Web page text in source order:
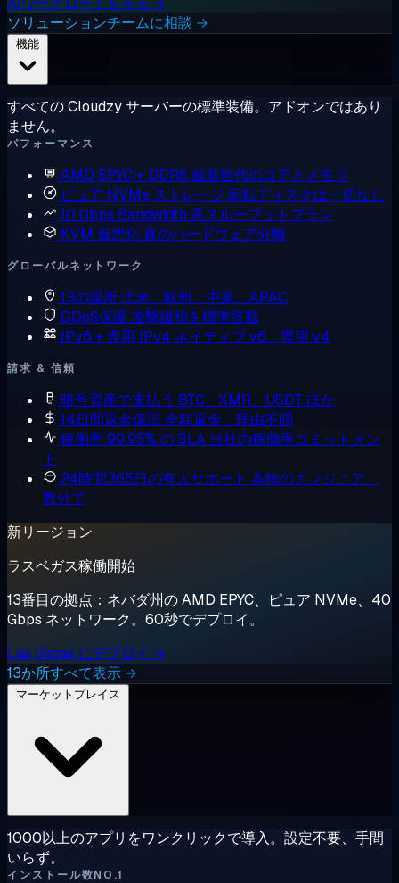
ソリューションチームに相談 →
すべての Cloudzy サーバーの標準装備。アドオンではあり
ません。
パフォーマンス
AMD EPYC + DDR5 最新世代のコアとメモリ
ピュア NVMe ストレージ 回転ディスクは一切なし
10 Gbps Bandwidth 高スループットプラン
KVM 仮想化真のハードウェア分離
グローバルネットワーク
13の場所北米、欧州、中東、APAC
DDoS保護攻撃緩和を標準搭載
IPv6 + 専用 IPv4 ネイティブ v6、専用 v4
請求 & 信頼
暗号資産で支払う BTC、XMR、USDT ほか
14日間返金保証 全額返金、理由不問
稼働率 99.95% の SLA 当社の稼働率コミットメン
ト
24時間365日の有人サポート 本物のエンジニア、
数分で
新リージョン
ラスベガス稼働開始
13番目の拠点：ネバダ州の AMD EPYC、ピュア NVMe、40
Gbps ネットワーク。60秒でデプロイ。
Las Vegas にデプロイ →
13か所すべて表示 →
1000以上のアプリをワンクリックで導入。設定不要、手間
いらず。
インストール数NO.1